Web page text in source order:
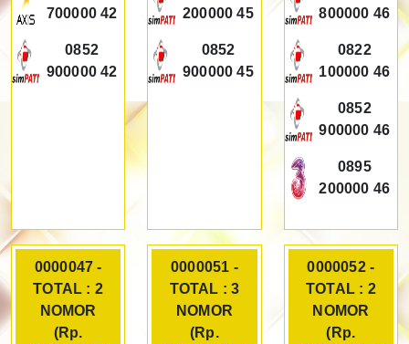
700000 42
0852
900000 42
200000 45
0852
900000 45
800000 46
0822
100000 46
0852
900000 46
0895
200000 46
0000047 -
TOTAL : 2
NOMOR
(Rp.
0000051 -
TOTAL : 3
NOMOR
(Rp.
0000052 -
TOTAL : 2
NOMOR
(Rp.